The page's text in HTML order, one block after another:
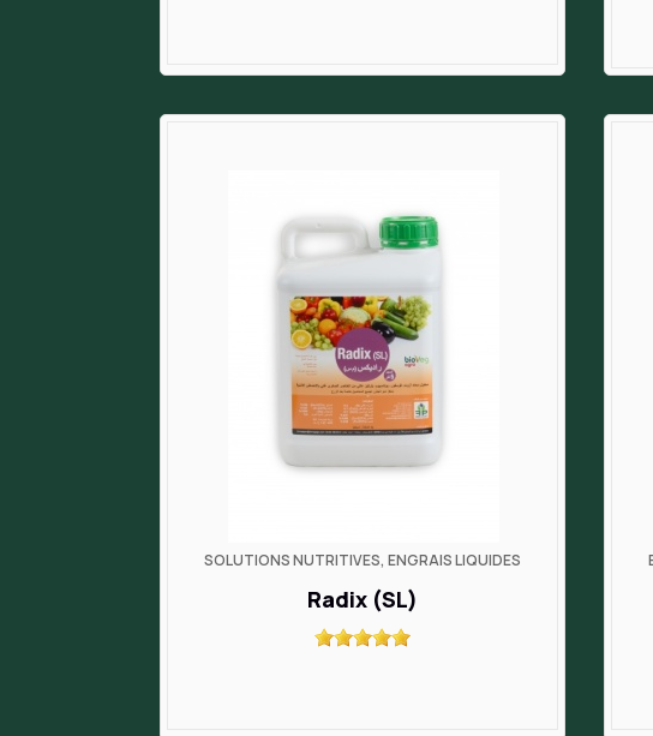
SOLUTIONS NUTRITIVES, ENGRAIS LIQUIDES
Radix (SL)